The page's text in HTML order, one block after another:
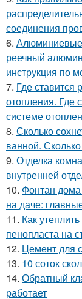
соединения
6. Алюминиевые
реечный
инструкция по
7. Где ставится
отопления. Где
системе
8. Сколько
ванной.
9. Отделка
внутренней
10. Фонтан
на даче:
11. Как
пенопласта на
12. Цемент для
13. 10 соток
14. Обратный
работает